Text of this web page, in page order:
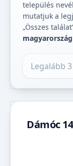
település
mutatjuk a
„Összes
Dámóc